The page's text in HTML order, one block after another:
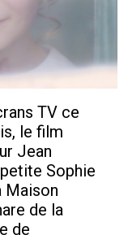
TV ce
le film
Jean
Sophie
Maison
de la
de